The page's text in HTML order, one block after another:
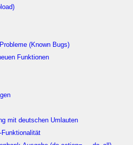
(Known Bugs)
Funktionen
mit deutschen Umlauten
Funktionalität